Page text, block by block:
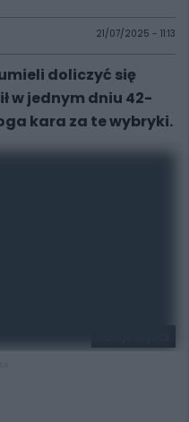
21/07/2025 - 11:13
doliczyć się
w jednym dniu 42-
kara za te wybryki.